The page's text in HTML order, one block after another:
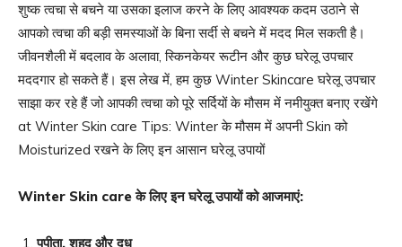
शुष्क त्वचा से बचने या उसका इलाज करने के लिए आवश्यक कदम उठाने से
आपको त्वचा की बड़ी समस्याओं के बिना सर्दी से बचने में मदद मिल सकती है।
जीवनशैली में बदलाव के अलावा, स्किनकेयर रूटीन और कुछ घरेलू उपचार
मददगार हो सकते हैं। इस लेख में, हम कुछ Winter Skincare घरेलू उपचार
साझा कर रहे हैं जो आपकी त्वचा को पूरे सर्दियों के मौसम में नमीयुक्त बनाए रखेंगे
at Winter Skin care Tips: Winter के मौसम में अपनी Skin को
Moisturized रखने के लिए इन आसान घरेलू उपायों
Winter Skin careके लिए इन घरेलू उपायों को आजमाएं:
पपीता,शहद और दूध